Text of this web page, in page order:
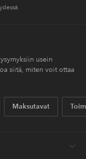
usein
siitä, miten voit ottaa
Maksutavat